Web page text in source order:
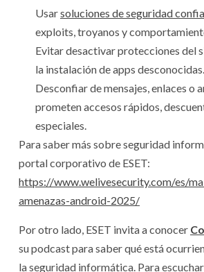
Usarsoluciones de seguridad
exploits, troyanos y
Evitar desactivar protecciones del
la instalación de apps desconocidas.
Desconfiar de mensajes, enlaces o
prometen accesos rápidos,
especiales.
Para saber más sobre seguridad
portal corporativo de ESET:
https://www.welivesecurity.com/es/
amenazas-android-2025/
Por otro lado, ESET invita a conocer
su podcast para saber qué está
la seguridad informática. Para